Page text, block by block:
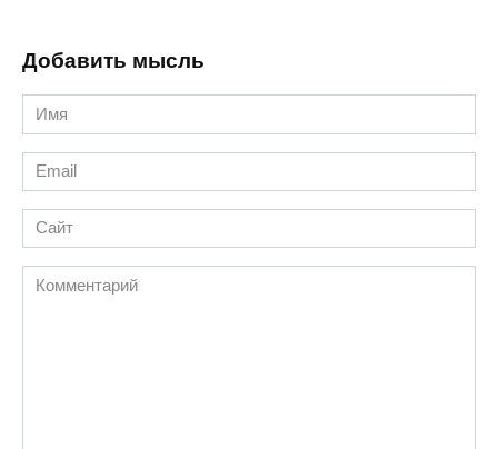
Добавить мысль
Имя
*
Email
*
Сайт
Комментарий